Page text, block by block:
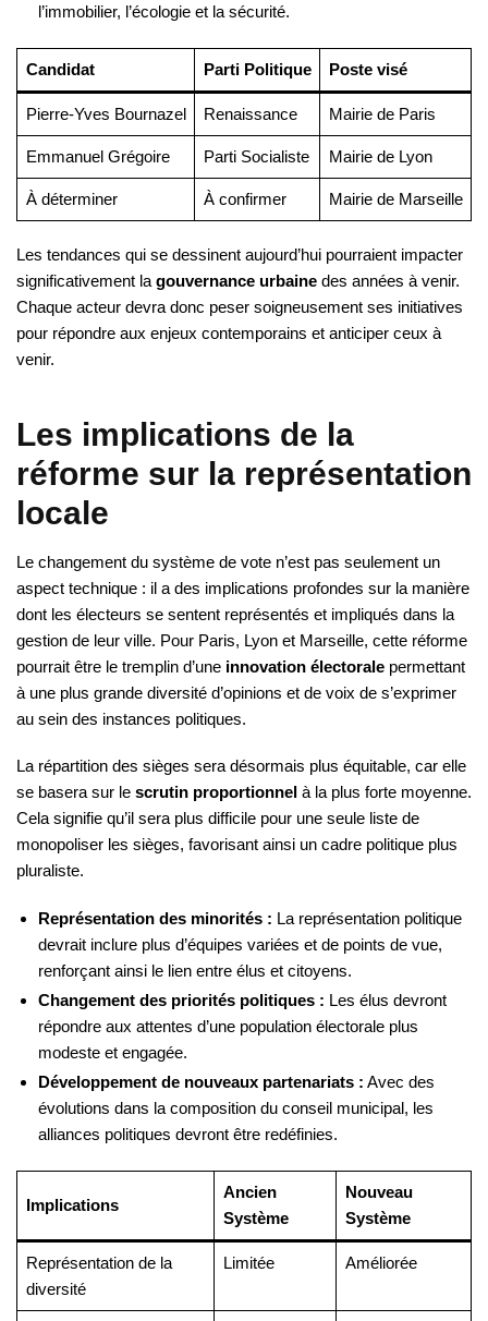
l’immobilier, l’écologie et la sécurité.
Candidat Parti Politique Poste visé
Pierre-Yves Bournazel Renaissance Mairie de Paris
Emmanuel Grégoire Parti Socialiste Mairie de Lyon
À déterminer À confirmer Mairie de Marseille
Les tendances qui se dessinent aujourd’hui pourraient impacter
significativement la gouvernance urbaine des années à venir.
Chaque acteur devra donc peser soigneusement ses initiatives
pour répondre aux enjeux contemporains et anticiper ceux à
venir.
Les implications de la
réforme sur la représentation
locale
Le changement du système de vote n’est pas seulement un
aspect technique : il a des implications profondes sur la manière
dont les électeurs se sentent représentés et impliqués dans la
gestion de leur ville. Pour Paris, Lyon et Marseille, cette réforme
pourrait être le tremplin d’une innovation électorale permettant
à une plus grande diversité d’opinions et de voix de s’exprimer
au sein des instances politiques.
La répartition des sièges sera désormais plus équitable, car elle
se basera sur le scrutin proportionnel à la plus forte moyenne.
Cela signifie qu’il sera plus difficile pour une seule liste de
monopoliser les sièges, favorisant ainsi un cadre politique plus
pluraliste.
Représentation des minorités : La représentation politique
devrait inclure plus d’équipes variées et de points de vue,
renforçant ainsi le lien entre élus et citoyens.
Changement des priorités politiques : Les élus devront
répondre aux attentes d’une population électorale plus
modeste et engagée.
Développement de nouveaux partenariats : Avec des
évolutions dans la composition du conseil municipal, les
alliances politiques devront être redéfinies.
Implications
Ancien
Système
Nouveau
Système
Représentation de la
diversité
Limitée Améliorée